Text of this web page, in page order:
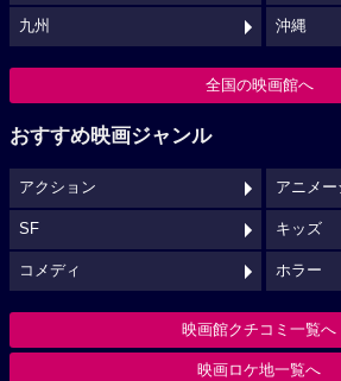
九州 沖縄
全国の映画館へ
おすすめ映画ジャンル
アクション アニメー
SF キッズ
コメディ ホラー
映画館クチコミ一覧へ
映画ロケ地一覧へ